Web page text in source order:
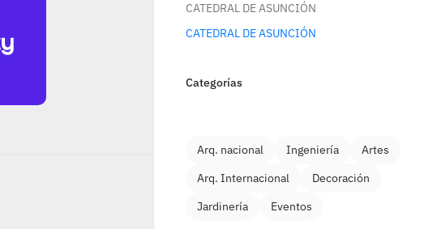
CATEDRAL DE ASUNCIÓN
CATEDRAL DE ASUNCIÓN
Categorías
Arq. nacional Ingeniería
Artes
Arq. Internacional
Decoración
Jardinería
Eventos